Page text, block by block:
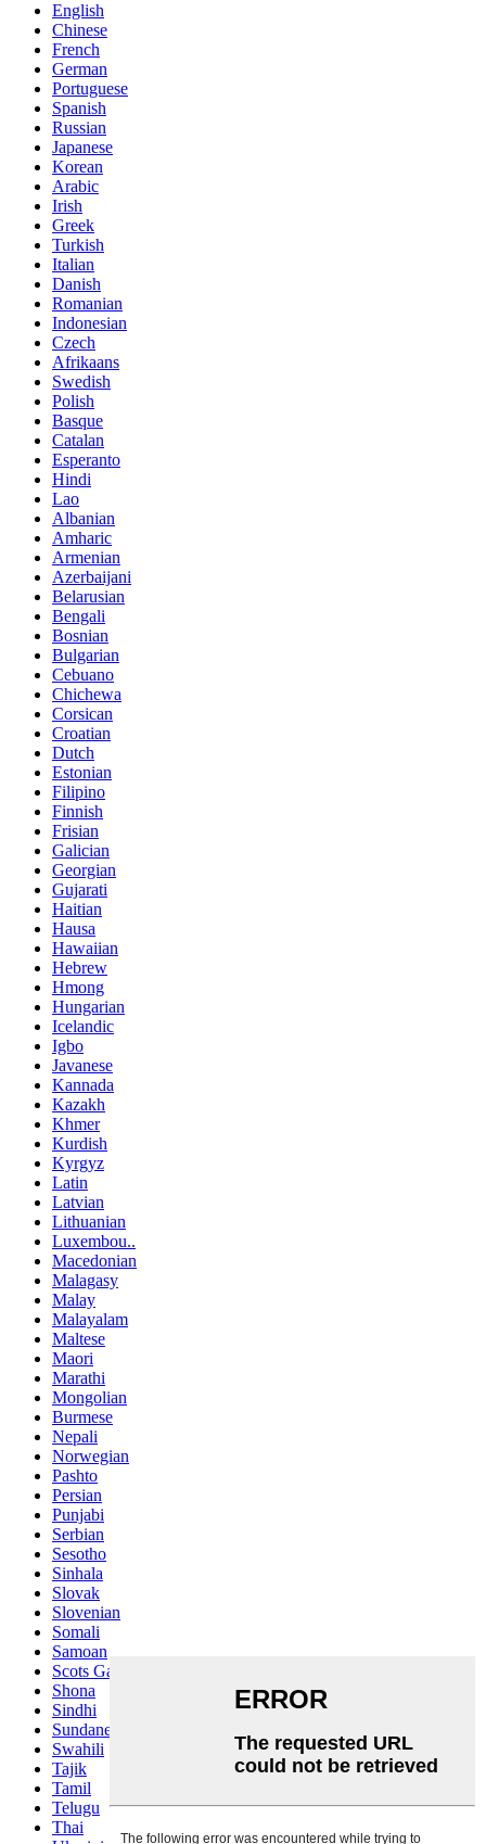
English
Chinese
French
German
Portuguese
Spanish
Russian
Japanese
Korean
Arabic
Irish
Greek
Turkish
Italian
Danish
Romanian
Indonesian
Czech
Afrikaans
Swedish
Polish
Basque
Catalan
Esperanto
Hindi
Lao
Albanian
Amharic
Armenian
Azerbaijani
Belarusian
Bengali
Bosnian
Bulgarian
Cebuano
Chichewa
Corsican
Croatian
Dutch
Estonian
Filipino
Finnish
Frisian
Galician
Georgian
Gujarati
Haitian
Hausa
Hawaiian
Hebrew
Hmong
Hungarian
Icelandic
Igbo
Javanese
Kannada
Kazakh
Khmer
Kurdish
Kyrgyz
Latin
Latvian
Lithuanian
Luxembou..
Macedonian
Malagasy
Malay
Malayalam
Maltese
Maori
Marathi
Mongolian
Burmese
Nepali
Norwegian
Pashto
Persian
Punjabi
Serbian
Sesotho
Sinhala
Slovak
Slovenian
Somali
Samoan
Scots Gaelic
Shona
Sindhi
Sundanese
Swahili
Tajik
Tamil
Telugu
Thai